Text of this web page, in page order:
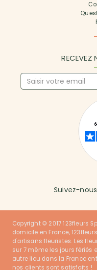
RECEVEZ
Suivez-
Copyright © 2017 123fleurs
domicile en France,
d'artisans fleuristes. Les
sur 7 même les jours fériés
autre lieu dans la France
nos clients sont satisfaits !